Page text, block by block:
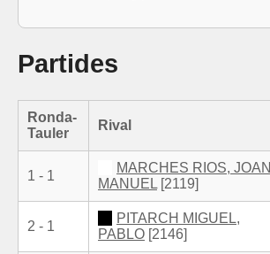
Partides
Ronda-
Tauler
Rival
1 - 1
MARCHES RIOS, JOAN
MANUEL [2119]
2 - 1
PITARCH MIGUEL,
PABLO [2146]